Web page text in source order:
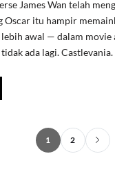
James Wan telah
Oscar itu hampir
awal — dalam movie
ada lagi.
1 2